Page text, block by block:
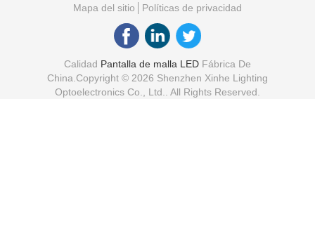
Mapa del sitio
Políticas de privacidad
Calidad Pantalla de malla LEDFábrica De
China.Copyright © 2026 Shenzhen Xinhe Lighting
Optoelectronics Co., Ltd.. All Rights Reserved.